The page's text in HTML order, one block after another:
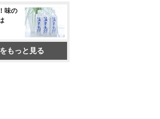
味の
もっと見る